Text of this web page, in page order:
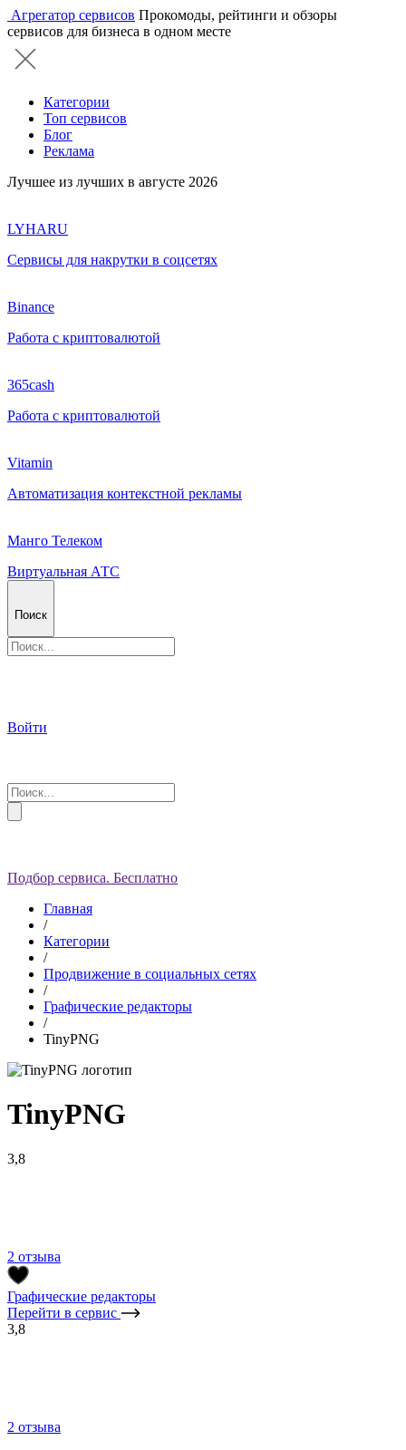
Агрегатор сервисов Прокомоды, рейтинги и обзоры
сервисов для бизнеса в одном месте
Категории
Топ сервисов
Блог
Реклама
Лучшее из лучших в августе 2026
LYHARU
Сервисы для накрутки в соцсетях
Binance
Работа с криптовалютой
365cash
Работа с криптовалютой
Vitamin
Автоматизация контекстной рекламы
Манго Телеком
Виртуальная АТС
Поиск
Войти
Подбор сервиса. Бесплатно
Главная
/
Категории
/
Продвижение в социальных сетях
/
Графические редакторы
/
TinyPNG
TinyPNG
3,8
2 отзыва
Графические редакторы
Перейти в сервис
3,8
2 отзыва